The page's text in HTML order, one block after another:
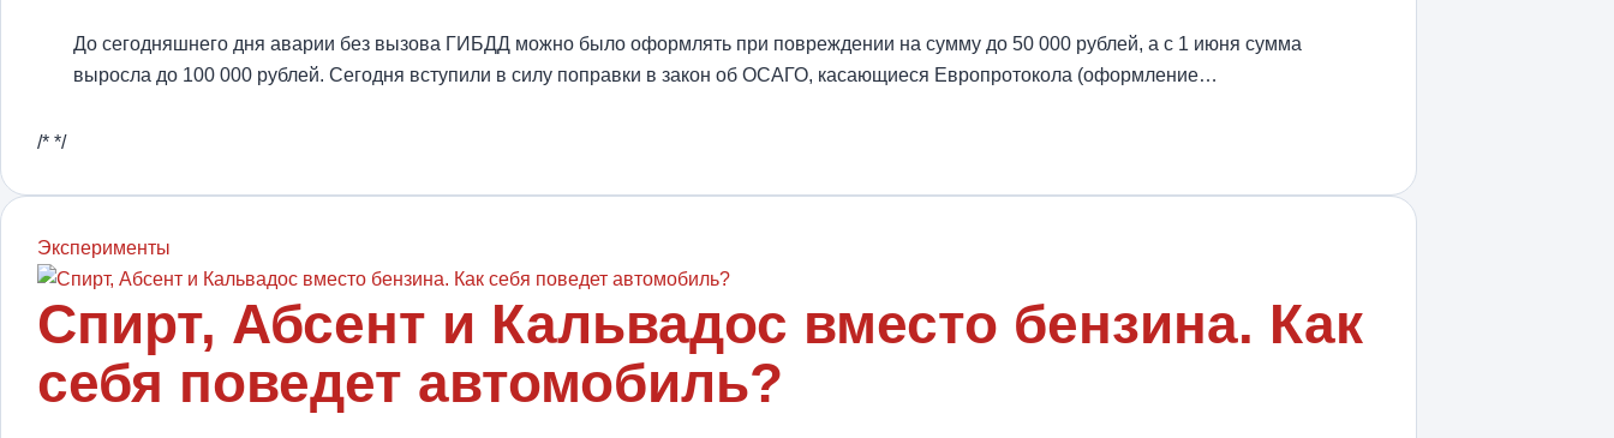
До сегодняшнего дня аварии без вызова ГИБДД можно было оформлять при повреждении на сумму до 50 000 рублей, а с 1 июня сумма
выросла до 100 000 рублей. Сегодня вступили в силу поправки в закон об ОСАГО, касающиеся Европротокола (оформление…
/* */
Эксперименты
Спирт, Абсент и Кальвадос вместо бензина. Как
себя поведет автомобиль?